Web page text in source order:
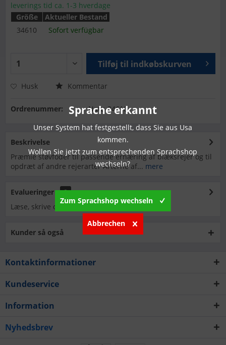
leverings tid ca. 1-3 hverdage
Größe
Aktueller Bestand
34610
Sofort verfügbar
Tilføj til indkøbskurven
Husk Kommentar
Ordrenummer: Natu-34610
Beskrivelse
Præmie støvfoder til passende ernæring af blæksrejer og til
opdræt af andre rejerarter Arterne af... mere
Evalueringer
0
Læse, skrive og diskutere anmeldelser...mere
Kunder så også
Kontaktinformationer
Kundeservice
Information
Nyhedsbrev
Sprache erkannt
Unser System hat festgestellt, dass Sie aus Usa
kommen.
Wollen Sie jetzt zum entsprechenden Sprachshop
wechseln?
Zum Sprachshop wechseln
Abbrechen